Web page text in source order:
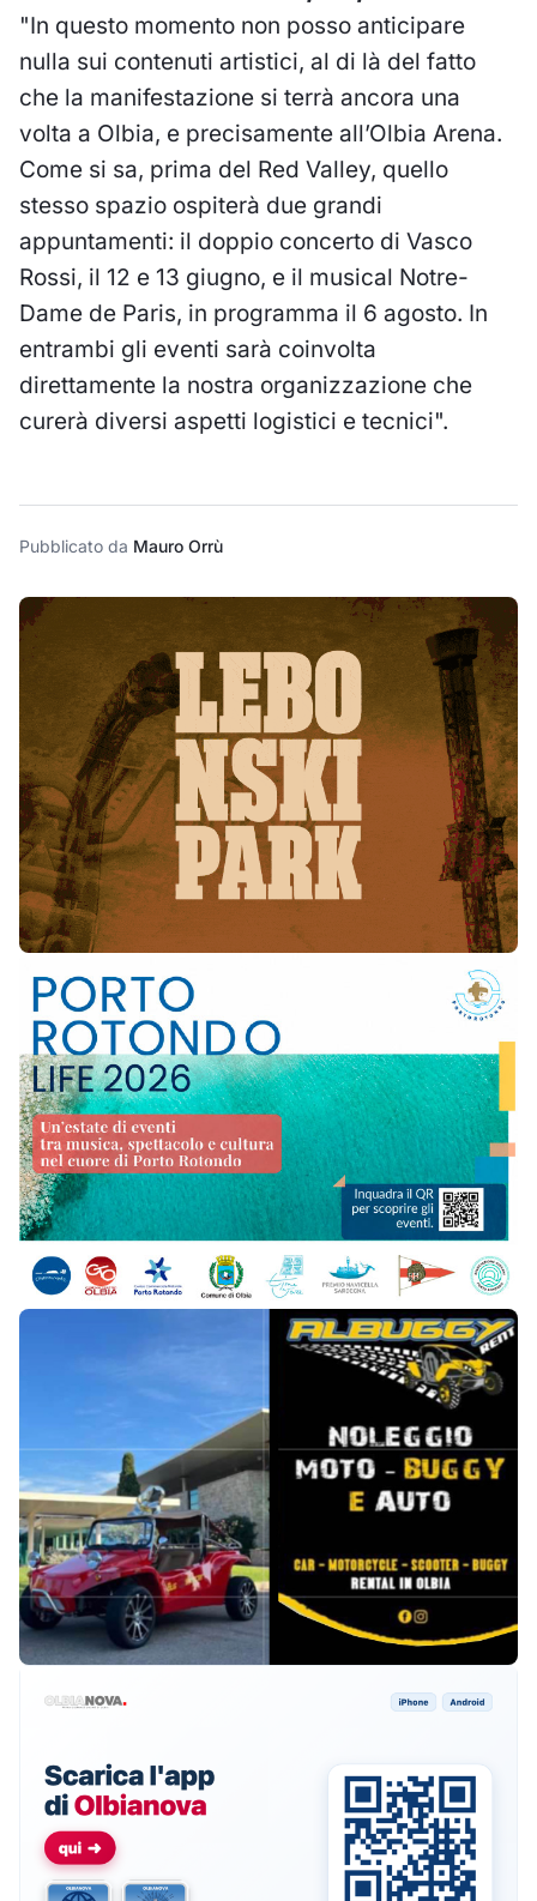
"In questo momento non posso anticipare
nulla sui contenuti artistici, al di là del fatto
che la manifestazione si terrà ancora una
volta a Olbia, e precisamente all’Olbia Arena.
Come si sa, prima del Red Valley, quello
stesso spazio ospiterà due grandi
appuntamenti: il doppio concerto di Vasco
Rossi, il 12 e 13 giugno, e il musical Notre-
Dame de Paris, in programma il 6 agosto. In
entrambi gli eventi sarà coinvolta
direttamente la nostra organizzazione che
curerà diversi aspetti logistici e tecnici".
Pubblicato da Mauro Orrù